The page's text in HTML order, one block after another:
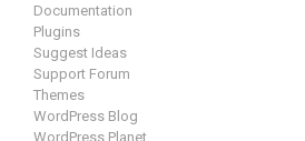
Documentation
Plugins
Suggest Ideas
Support Forum
Themes
WordPress Blog
WordPress Planet